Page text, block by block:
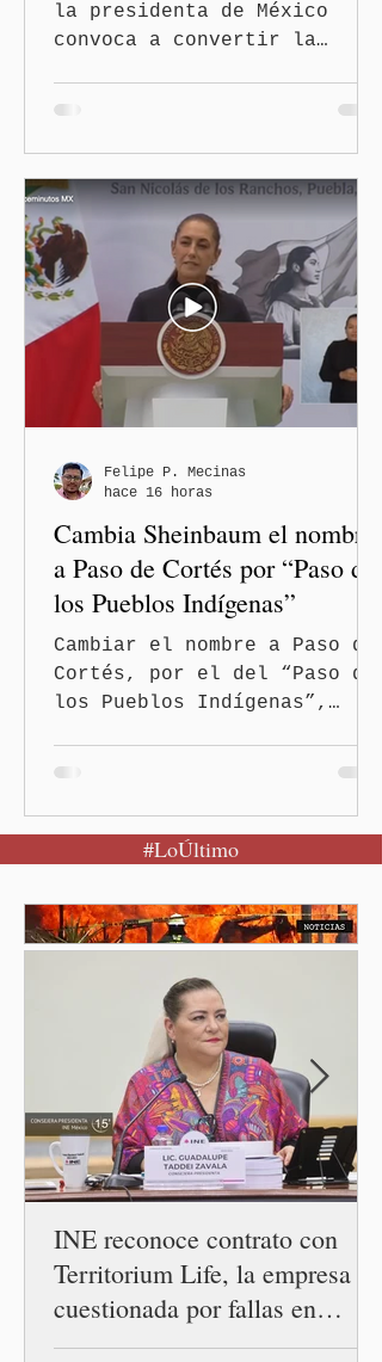
la presidenta de México
convoca a convertir la
Ranchos, Pue.-La presidenta
de México, Claudia
Sheinbaum Pardo, encabezó
desde la región Izta-Popo
el inicio de la Jornada
Nacional de Reforestación
2026, con la participación
simultánea de los gobiernos
estatales, comunidades,
pueblos originarios,
brigadistas y sociedad
civil de todo el país, y
anunció su pro
Cambia Sheinbaum el nombre
a Paso de Cortés por “Paso de
los Pueblos Indígenas”
Cambiar el nombre a Paso de
Cortés, por el del “Paso de
los Pueblos Indígenas”,
Jornada Nacional de
Reforestación desde la
Xalitzintla.
Felipe P. Mecinas
hace 16 horas
#LoÚltimo
INE reconoce contrato con
Territorium Life, la empresa
cuestionada por fallas en
examen de la UNAM